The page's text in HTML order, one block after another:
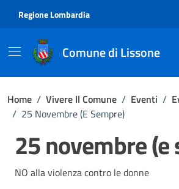
Regione Lombardia
Comune di Lissone
Home / Vivere Il Comune / Eventi /
/ 25 Novembre (e Sempre)
25 novembre (e
NO alla violenza contro le donne